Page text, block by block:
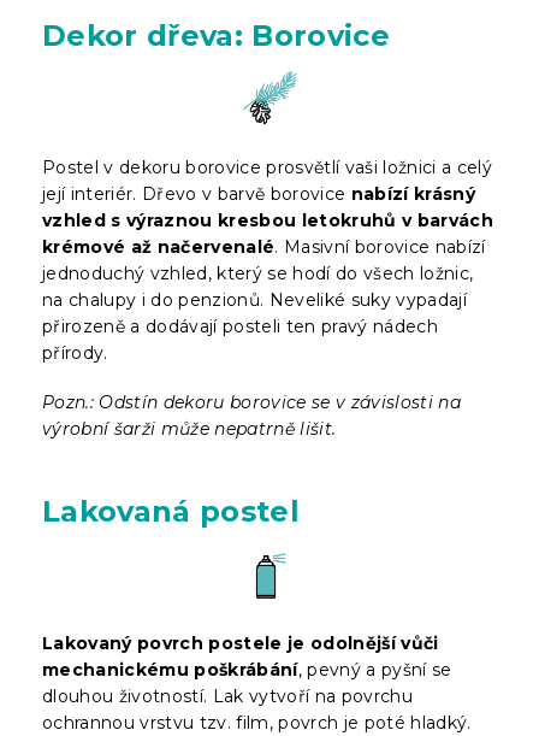
Dekor dřeva: Borovice
Postel v dekoru borovice prosvětlí vaši ložnici a celý
její interiér. Dřevo v barvě borovice nabízí krásný
vzhled s výraznou kresbou letokruhů v barvách
krémové až načervenalé. Masivní borovice nabízí
jednoduchý vzhled, který se hodí do všech ložnic,
na chalupy i do penzionů. Neveliké suky vypadají
přirozeně a dodávají posteli ten pravý nádech
přírody.
Pozn.: Odstín dekoru borovice se v závislosti na
výrobní šarži může nepatrně lišit.
Lakovaná postel
Lakovaný povrch postele je odolnější vůči
mechanickému poškrábání, pevný a pyšní se
dlouhou životností. Lak vytvoří na povrchu
ochrannou vrstvu tzv. film, povrch je poté hladký.